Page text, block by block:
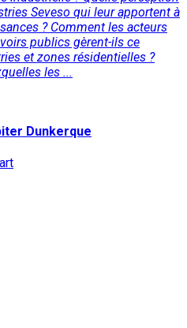
Seveso qui leur apportent à
? Comment les acteurs
publics gèrent-ils ce
et zones résidentielles ?
les ...
Dunkerque